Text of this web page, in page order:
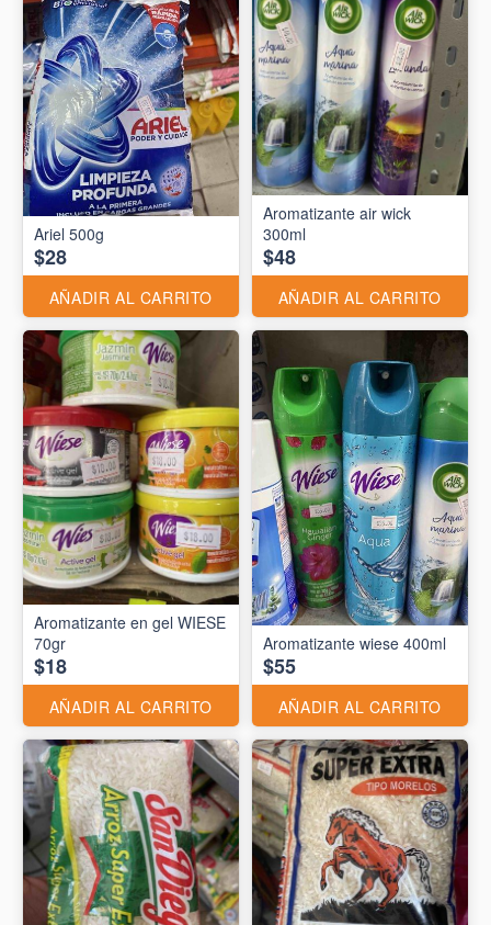
Ariel 500g
$28
AÑADIR AL CARRITO
Aromatizante air wick
300ml
$48
AÑADIR AL CARRITO
Aromatizante en gel WIESE
70gr
$18
AÑADIR AL CARRITO
Aromatizante wiese 400ml
$55
AÑADIR AL CARRITO